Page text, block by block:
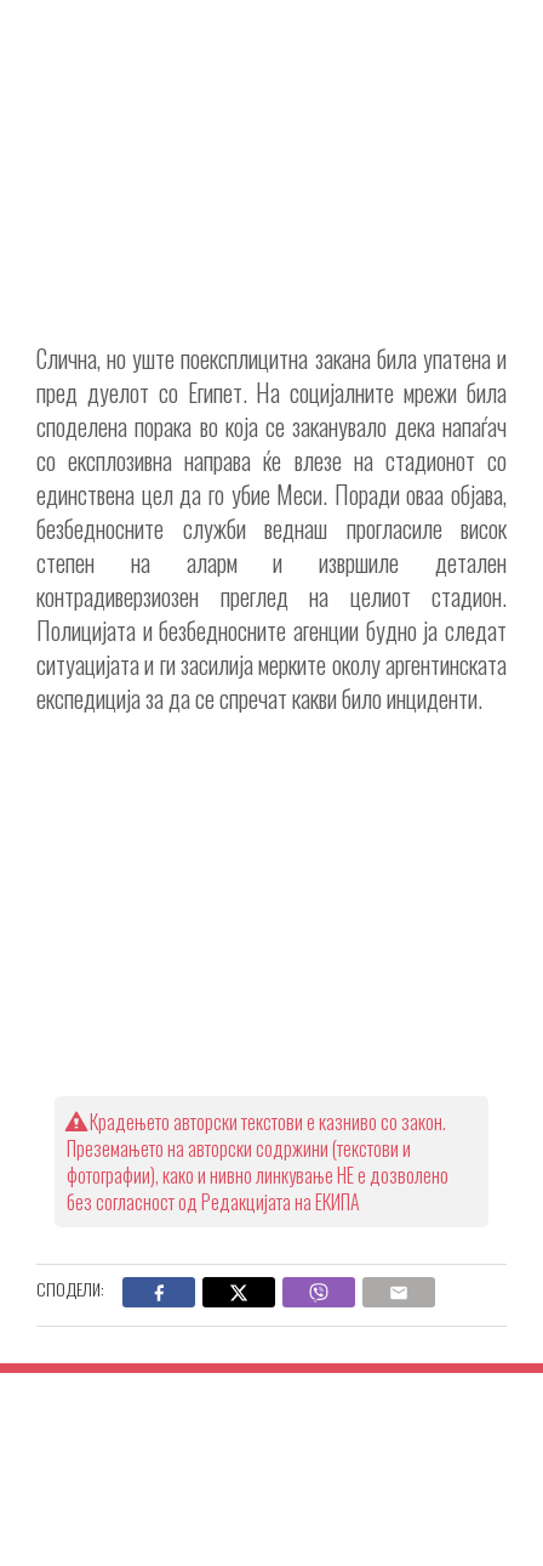
Слична, но уште поексплицитна закана била упатена и
пред дуелот со Египет. На социјалните мрежи била
споделена порака во која се заканувало дека напаѓач
со експлозивна направа ќе влезе на стадионот со
единствена цел да го убие Меси. Поради оваа објава,
безбедносните служби веднаш прогласиле висок
степен на аларм и извршиле детален
контрадиверзиозен преглед на целиот стадион.
Полицијата и безбедносните агенции будно ја следат
ситуацијата и ги засилија мерките околу аргентинската
експедиција за да се спречат какви било инциденти.
Крадењето авторски текстови е казниво со закон.
Преземањето на авторски содржини (текстови и
фотографии), како и нивно линкување НЕ е дозволено
без согласност од Редакцијата на ЕКИПА
СПОДЕЛИ: